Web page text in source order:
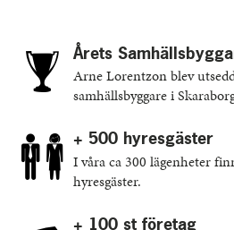
Årets
Arne Lorentzon blev
samhällsbyggare i
+ 500 hyresgäster
I våra ca 300 lägenheter
hyresgäster.
+ 100 st företag